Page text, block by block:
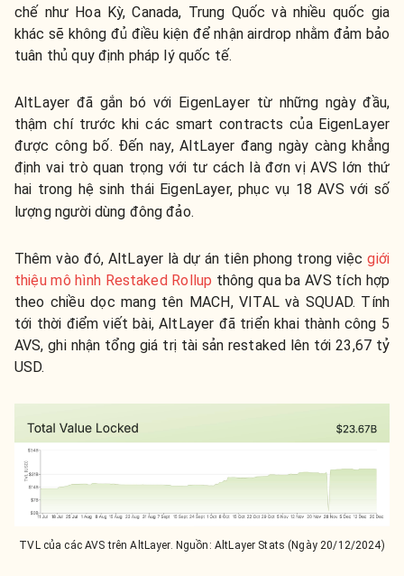
chế như Hoa Kỳ, Canada, Trung Quốc và nhiều quốc gia
khác sẽ không đủ điều kiện để nhận airdrop nhằm đảm bảo
tuân thủ quy định pháp lý quốc tế.
AltLayer đã gắn bó với EigenLayer từ những ngày đầu,
thậm chí trước khi các smart contracts của EigenLayer
được công bố. Đến nay, AltLayer đang ngày càng khẳng
định vai trò quan trọng với tư cách là đơn vị AVS lớn thứ
hai trong hệ sinh thái EigenLayer, phục vụ 18 AVS với số
lượng người dùng đông đảo.
Thêm vào đó, AltLayer là dự án tiên phong trong việcgiới
thiệu mô hình Restaked Rollup thông qua ba AVS tích hợp
theo chiều dọc mang tên MACH, VITAL và SQUAD. Tính
tới thời điểm viết bài, AltLayer đã triển khai thành công 5
AVS, ghi nhận tổng giá trị tài sản restaked lên tới 23,67 tỷ
USD.
TVL của các AVS trên AltLayer. Nguồn: AltLayer Stats (Ngày 20/12/2024)